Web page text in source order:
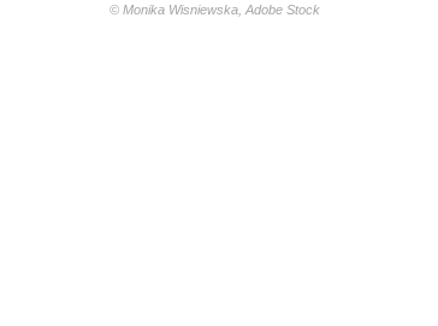
© Monika Wisniewska, Adobe Stock